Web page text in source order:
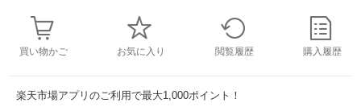
買い物かご お気に入り 閲覧履歴 購入履歴
楽天市場アプリのご利用で最大1,000ポイント！